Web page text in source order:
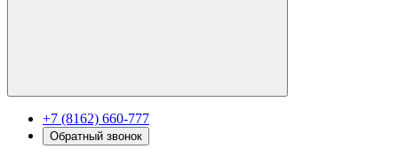
+7 (8162) 660-777
Обратный звонок